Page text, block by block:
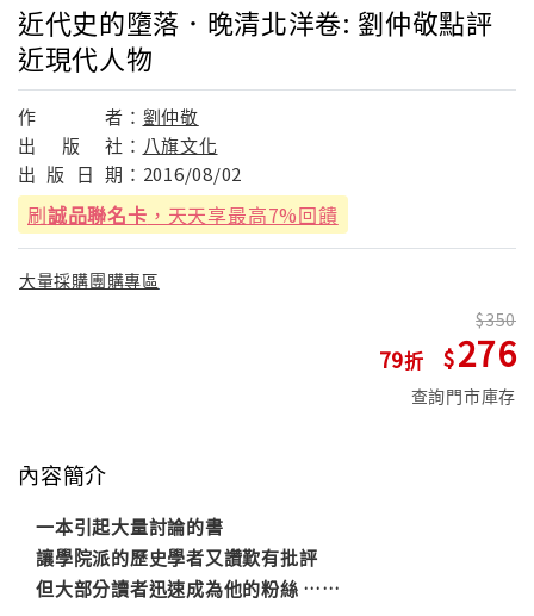
近代史的墮落．晚清北洋卷: 劉仲敬點評
近現代人物
作 者： 劉仲敬
出
版 社： 八旗文化
出 版 日 期： 2016/08/02
刷誠品聯名卡 ，天天享最高7%回饋
大量採購團購專區
79
350
276
查詢門市庫存
內容簡介
一本引起大量討論的書
讓學院派的歷史學者又讚歎有批評
但大部分讀者迅速成為他的粉絲 ……